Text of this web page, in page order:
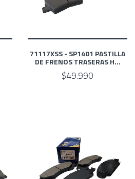
71117XSS - SP1401 PASTILLA
DE FRENOS TRASERAS H...
$49.990